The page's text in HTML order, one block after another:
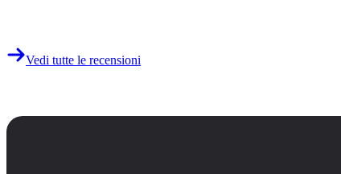
Vedi tutte le recensioni